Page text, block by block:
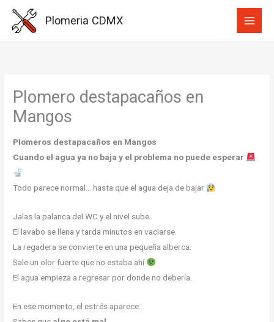
Plomeria CDMX
Plomero destapacaños en
Mangos
Plomeros destapacaños en Mangos
Cuando el agua ya no baja y el problema no puede esperar
Todo parece normal… hasta que el agua deja de bajar
Jalas la palanca del WC y el nivel sube.
El lavabo se llena y tarda minutos en vaciarse.
La regadera se convierte en una pequeña alberca.
Sale un olor fuerte que no estaba ahí
El agua empieza a regresar por donde no debería.
En ese momento, el estrés aparece.